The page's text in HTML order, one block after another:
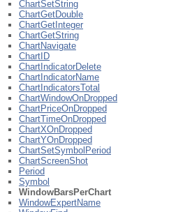
ChartSetString
ChartGetDouble
ChartGetInteger
ChartGetString
ChartNavigate
ChartID
ChartIndicatorDelete
ChartIndicatorName
ChartIndicatorsTotal
ChartWindowOnDropped
ChartPriceOnDropped
ChartTimeOnDropped
ChartXOnDropped
ChartYOnDropped
ChartSetSymbolPeriod
ChartScreenShot
Period
Symbol
WindowBarsPerChart
WindowExpertName